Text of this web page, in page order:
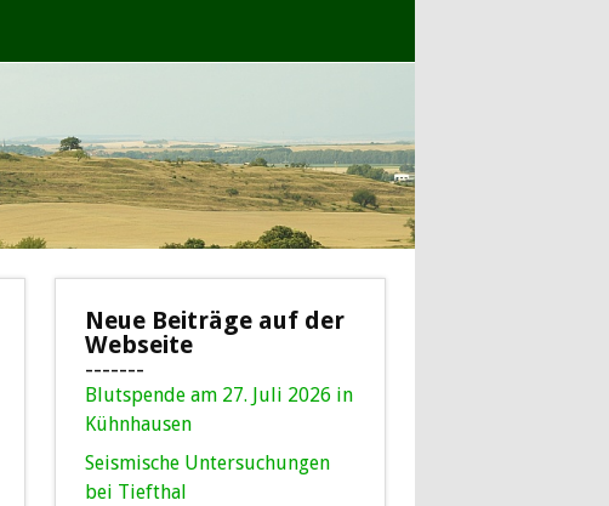
Neue Beiträge auf der
Webseite
-------
Blutspende am 27. Juli 2026 in
Kühnhausen
Seismische Untersuchungen
bei Tiefthal